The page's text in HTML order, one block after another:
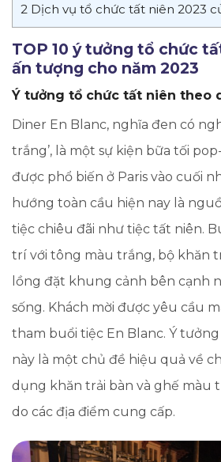
2 Dịch vụ tổ chức tất niên 2023
TOP 10 ý tưởng tổ chức
ấn tượng cho năm 2023
Ý tưởng tổ chức tất niên theo
Diner En Blanc, nghĩa đen có
trắng’, là một sự kiện bữa tối
được phổ biến ở Paris vào cuối
hướng toàn cầu hiện nay là
tiệc chiêu đãi như tiệc tất niên.
trí với tông màu trắng, bộ khăn
lồng đặt khung cảnh bên cạnh
sống. Khách mời được yêu cầu
tham buổi tiệc En Blanc. Ý
này là một chủ đề hiệu quả về
dụng khăn trải bàn và ghế màu
do các địa điểm cung cấp.